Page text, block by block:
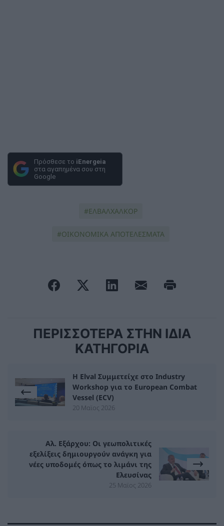
Πρόσθεσε το iEnergeia
στα αγαπημένα σου στη
Google
ΕΛΒΑΛΧΑΛΚΟΡ
ΟΙΚΟΝΟΜΙΚΑ ΑΠΟΤΕΛΕΣΜΑΤΑ
ΠΕΡΙΣΣΟΤΕΡΑ ΣΤΗΝ ΙΔΙΑ
ΚΑΤΗΓΟΡΙΑ
Η Elval Συμμετείχε στο Industry
Workshop για το European Combat
Vessel (ECV)
20 Μαϊος 2026
Αλ. Εξάρχου: Οι γεωπολιτικές
εξελίξεις δημιουργούν ανάγκη για
νέες υποδομές όπως το λιμάνι της
Ελευσίνας
25 Μαϊος 2026